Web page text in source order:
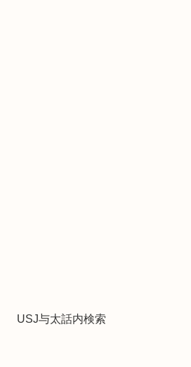
USJ与太話内検索